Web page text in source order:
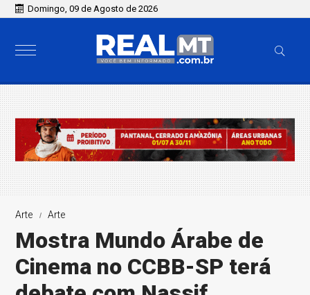
Domingo, 09 de Agosto de 2026
Arte Arte
Mostra Mundo Árabe de
Cinema no CCBB-SP terá